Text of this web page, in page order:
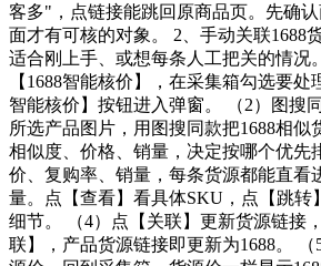
客多"，点链接能跳回原商品页。先确
面才有可核的对象。 2、手动关联1688
适合刚上手、或想每条人工把关的情况
【1688智能核价】，在采集箱勾选要处
智能核价】按钮进入弹窗。 （2）图搜
所选产品图片，用图搜同款把1688相似
相似度、价格、销量，决定按哪个优先
价、复购率、销量，每条货源都能直看
量。点【查看】看具体SKU，点【跳转
细节。 （4）点【关联】更新货源链接
联】，产品货源链接即更新为1688。 （